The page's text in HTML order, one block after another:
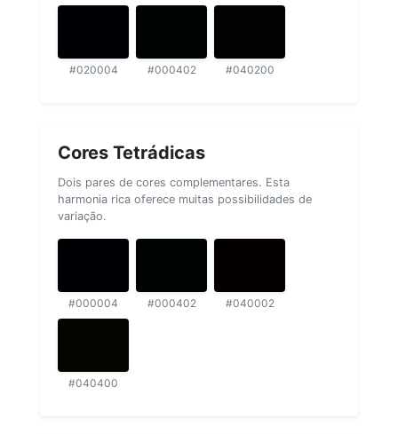
#020004 #000402 #040200
Cores Tetrádicas
Dois pares de cores complementares. Esta
harmonia rica oferece muitas possibilidades de
variação.
#000004 #000402 #040002
#040400